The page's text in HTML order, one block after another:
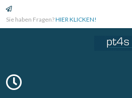
Sie haben Fragen?HIER KLICKEN!